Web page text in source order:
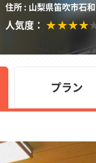
住所 : 山梨県笛吹市石
人気度：
プラン